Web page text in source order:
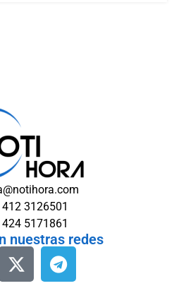
3126501
5171861
nuestras redes